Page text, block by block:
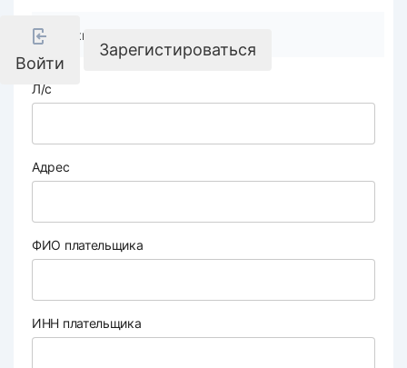
Войти
Зарегистироваться
Реквизиты компании
Л/с
Адрес
ФИО плательщика
ИНН плательщика